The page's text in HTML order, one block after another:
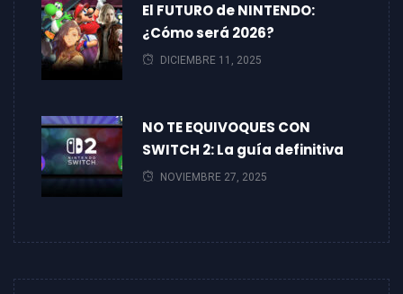
El FUTURO de NINTENDO:
¿Cómo será 2026?
DICIEMBRE 11, 2025
NO TE EQUIVOQUES CON
SWITCH 2: La guía definitiva
NOVIEMBRE 27, 2025